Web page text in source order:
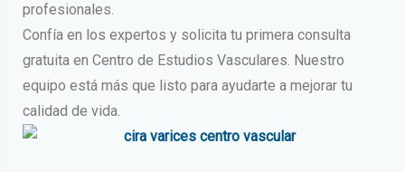
profesionales.
Confía en los expertos y solicita tu primera consulta
gratuita en Centro de Estudios Vasculares. Nuestro
equipo está más que listo para ayudarte a mejorar tu
calidad de vida.